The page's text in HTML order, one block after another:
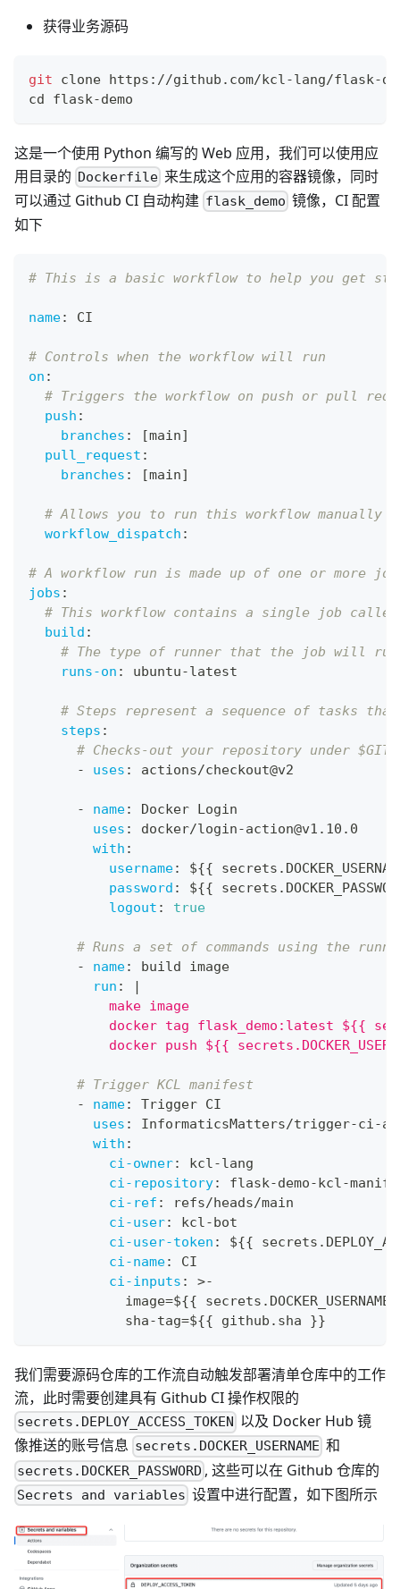
获得业务源码
git clone https://github.com/kcl-lang/flask-
cd flask-demo
这是一个使用 Python 编写的 Web 应用，我们可以使用应
用目录的 Dockerfile 来生成这个应用的容器镜像，同时
可以通过 Github CI 自动构建 flask_demo 镜像，CI 配置
如下
# This is a basic workflow to help you get
name: CI
# Controls when the workflow will run
on :
# Triggers the workflow on push or pull
push :
branches : [main]
pull_request :
branches : [main]
# Allows you to run this workflow manually
workflow_dispatch :
# A workflow run is made up of one or more
jobs :
# This workflow contains a single job
build :
# The type of runner that the job will run
runs-on : ubuntu-latest
# Steps represent a sequence of tasks
steps :
# Checks-out your repository under
-
uses : actions/checkout@v2
- name:
Docker Login
uses : docker/login-action@v1.10.0
with :
username: ${{
password : ${{
logout : true
# Runs a set of commands using the
-
name:
build image
run :
|
          make image
docker tag flask_demo:latest ${{
docker push ${{
# Trigger KCL manifest
-
name:
Trigger CI
uses : InformaticsMatters/trigger-ci-
with :
ci-owner: kcl-lang
ci-repository: flask-demo-kcl-
ci-ref :
refs/heads/main
ci-user: kcl-bot
ci-user-token : ${{
ci-name:
CI
ci-inputs : >-
            image=$
{{ secrets.DOCKER_USERNAME
            sha
-tag=${{ github.sha }}
我们需要源码仓库的工作流自动触发部署清单仓库中的工作
流，此时需要创建具有 Github CI 操作权限的
secrets.DEPLOY_ACCESS_TOKEN 以及 Docker Hub 镜
像推送的账号信息 secrets.DOCKER_USERNAME 和
secrets.DOCKER_PASSWORD , 这些可以在 Github 仓库的
Secrets and variables 设置中进行配置，如下图所示